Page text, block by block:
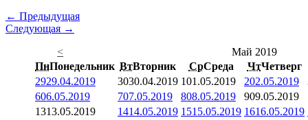
← Предыдущая
Следующая →
<
Май 2019
ПнПонедельник ВтВторник СрСреда ЧтЧетверг
2929.04.2019 3030.04.2019 101.05.2019 202.05.2019
606.05.2019 707.05.2019 808.05.2019 909.05.2019
1313.05.2019 1414.05.2019 1515.05.2019 1616.05.2019